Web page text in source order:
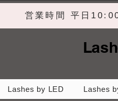
営業時間 平日
Lashes by LED Lashes